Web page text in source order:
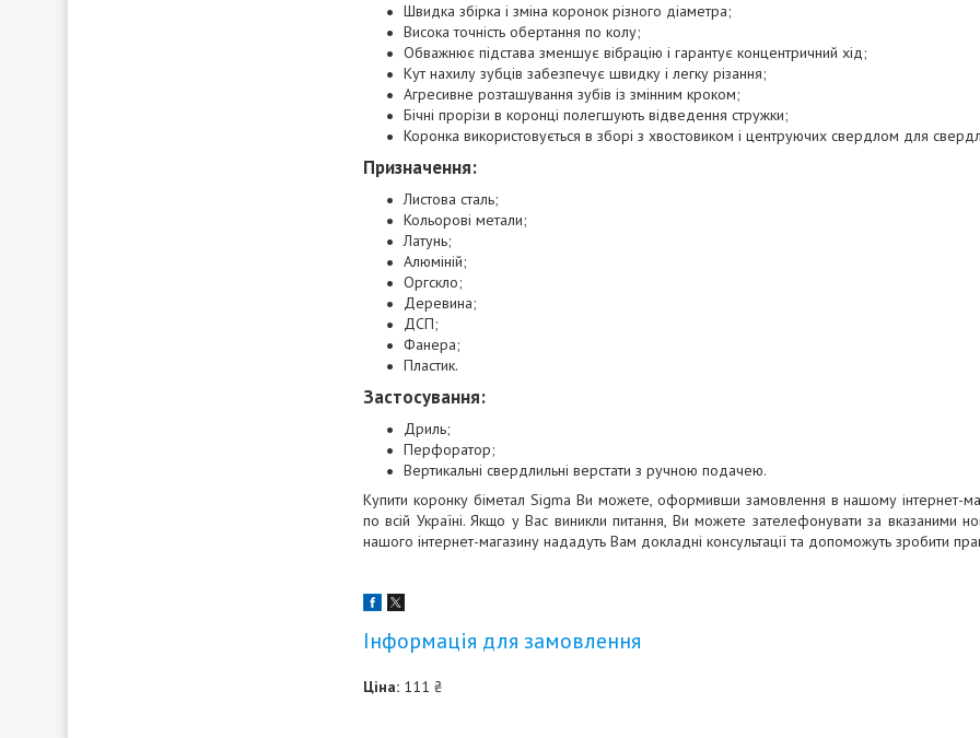
Швидка збірка і зміна коронок різного діаметра;
Висока точність обертання по колу;
Обважнює підстава зменшує вібрацію і гарантує концентричний хід;
Кут нахилу зубців забезпечує швидку і легку різання;
Агресивне розташування зубів із змінним кроком;
Бічні прорізи в коронці полегшують відведення стружки;
Коронка використовується в зборі з хвостовиком і центруючих свердлом для
Призначення:
Листова сталь;
Кольорові метали;
Латунь;
Алюміній;
Оргскло;
Деревина;
ДСП;
Фанера;
Пластик.
Застосування:
Дриль;
Перфоратор;
Вертикальні свердлильні верстати з ручною подачею.
Купити коронку біметал Sigma Ви можете, оформивши замовлення в нашому інтернет-
по всій Україні. Якщо у Вас виникли питання, Ви можете зателефонувати за вказаними
нашого інтернет-магазину нададуть Вам докладні консультації та допоможуть зробити
Інформація для замовлення
Ціна: 111 ₴